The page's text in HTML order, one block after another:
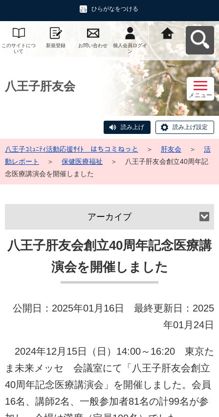
ひらがなをつける
このサイトにつ
いて
新規登録 お問い合わせ
個人会員ログイ
ン
八王子ｺﾐｭﾆﾃｨ活
動応援ｻｲﾄ はち
コミねっとへ戻
る
八王子肝友会
メニュー
読み上げ 読み上げ設定
八王子ｺﾐｭﾆﾃｨ活動応援ｻｲﾄ はちコミねっと ＞ 肝友会 ＞
活
動レポート
＞ 保健医療福祉 ＞
八王子肝友会創立40周年記
念医療講演会を開催しました
八王子肝友会創立40周年記念医療講
演会を開催しました
公開日：2025年01月16日 最終更新日：2025
年01月24日
2024年12月15日（日）14:00～16:20 東京た
ま未来メッセ 会議室にて「八王子肝友会創立
40周年記念医療講演会」を開催しました。会員
16名、講師2名、一般参加者81名の計99名が参
アーカイブ